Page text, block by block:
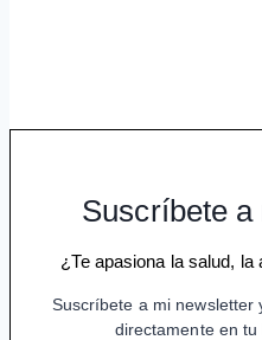
Suscríbete
¿Te apasiona la salud,
Suscríbete a mi newsletter
directamente en tu